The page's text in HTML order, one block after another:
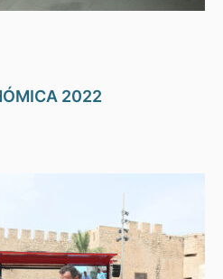
2022